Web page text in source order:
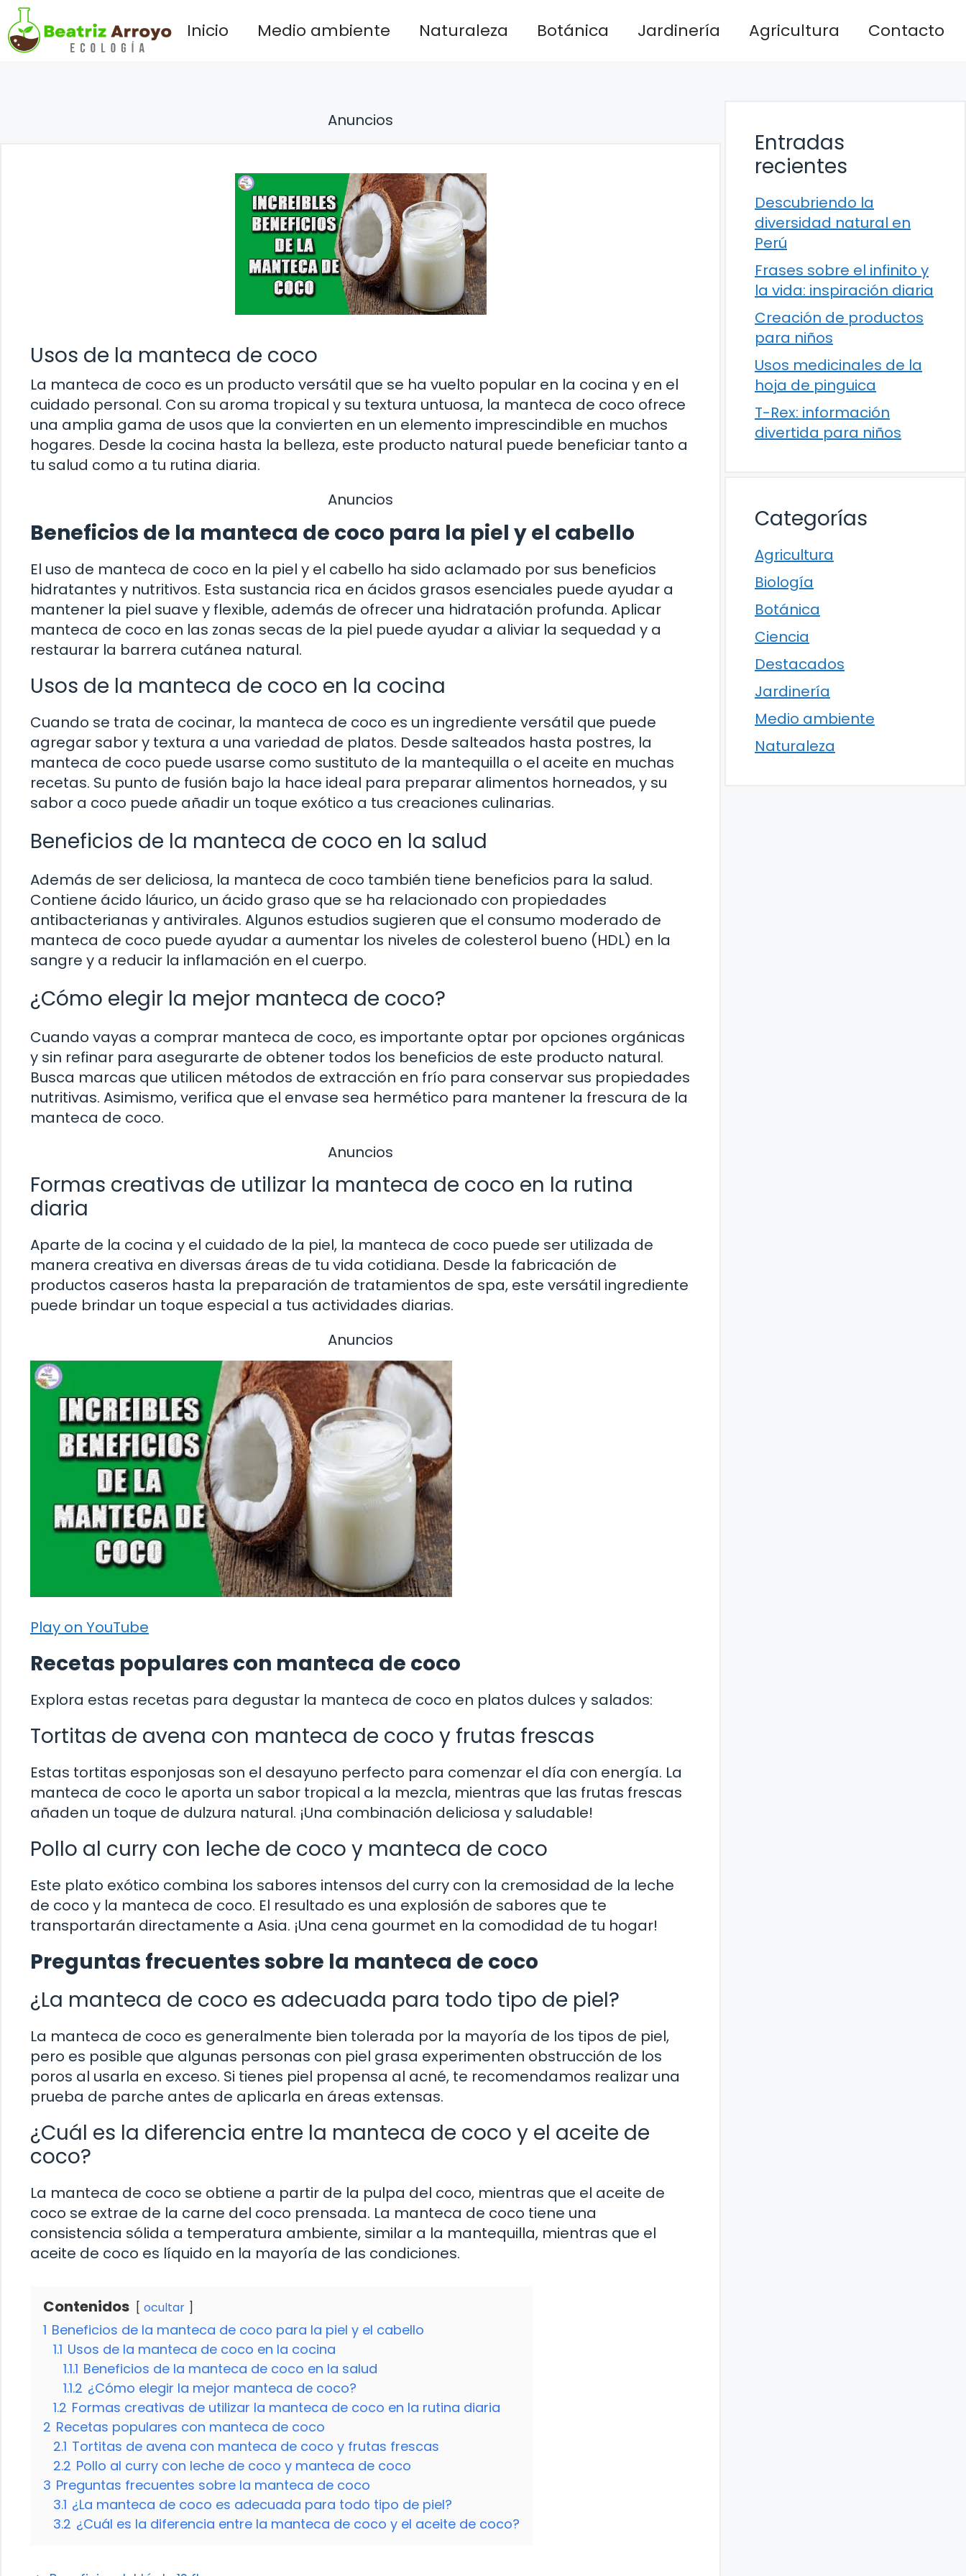
Saltar
al
contenido
Inicio Medio ambiente Naturaleza Botánica Jardinería Agricultura Contacto
Anuncios
Usos de la manteca de coco
La manteca de coco es un producto versátil que se ha vuelto popular en la cocina y en el
cuidado personal. Con su aroma tropical y su textura untuosa, la manteca de coco ofrece
una amplia gama de usos que la convierten en un elemento imprescindible en muchos
hogares. Desde la cocina hasta la belleza, este producto natural puede beneficiar tanto a
tu salud como a tu rutina diaria.
Anuncios
Beneficios de la manteca de coco para la piel y el cabello
El uso de manteca de coco en la piel y el cabello ha sido aclamado por sus beneficios
hidratantes y nutritivos. Esta sustancia rica en ácidos grasos esenciales puede ayudar a
mantener la piel suave y flexible, además de ofrecer una hidratación profunda. Aplicar
manteca de coco en las zonas secas de la piel puede ayudar a aliviar la sequedad y a
restaurar la barrera cutánea natural.
Usos de la manteca de coco en la cocina
Cuando se trata de cocinar, la manteca de coco es un ingrediente versátil que puede
agregar sabor y textura a una variedad de platos. Desde salteados hasta postres, la
manteca de coco puede usarse como sustituto de la mantequilla o el aceite en muchas
recetas. Su punto de fusión bajo la hace ideal para preparar alimentos horneados, y su
sabor a coco puede añadir un toque exótico a tus creaciones culinarias.
Beneficios de la manteca de coco en la salud
Además de ser deliciosa, la manteca de coco también tiene beneficios para la salud.
Contiene ácido láurico, un ácido graso que se ha relacionado con propiedades
antibacterianas y antivirales. Algunos estudios sugieren que el consumo moderado de
manteca de coco puede ayudar a aumentar los niveles de colesterol bueno (HDL) en la
sangre y a reducir la inflamación en el cuerpo.
¿Cómo elegir la mejor manteca de coco?
Cuando vayas a comprar manteca de coco, es importante optar por opciones orgánicas
y sin refinar para asegurarte de obtener todos los beneficios de este producto natural.
Busca marcas que utilicen métodos de extracción en frío para conservar sus propiedades
nutritivas. Asimismo, verifica que el envase sea hermético para mantener la frescura de la
manteca de coco.
Anuncios
Formas creativas de utilizar la manteca de coco en la rutina
diaria
Aparte de la cocina y el cuidado de la piel, la manteca de coco puede ser utilizada de
manera creativa en diversas áreas de tu vida cotidiana. Desde la fabricación de
productos caseros hasta la preparación de tratamientos de spa, este versátil ingrediente
puede brindar un toque especial a tus actividades diarias.
Anuncios
Play on YouTube
Recetas populares con manteca de coco
Explora estas recetas para degustar la manteca de coco en platos dulces y salados:
Tortitas de avena con manteca de coco y frutas frescas
Estas tortitas esponjosas son el desayuno perfecto para comenzar el día con energía. La
manteca de coco le aporta un sabor tropical a la mezcla, mientras que las frutas frescas
añaden un toque de dulzura natural. ¡Una combinación deliciosa y saludable!
Pollo al curry con leche de coco y manteca de coco
Este plato exótico combina los sabores intensos del curry con la cremosidad de la leche
de coco y la manteca de coco. El resultado es una explosión de sabores que te
transportarán directamente a Asia. ¡Una cena gourmet en la comodidad de tu hogar!
Preguntas frecuentes sobre la manteca de coco
¿La manteca de coco es adecuada para todo tipo de piel?
La manteca de coco es generalmente bien tolerada por la mayoría de los tipos de piel,
pero es posible que algunas personas con piel grasa experimenten obstrucción de los
poros al usarla en exceso. Si tienes piel propensa al acné, te recomendamos realizar una
prueba de parche antes de aplicarla en áreas extensas.
¿Cuál es la diferencia entre la manteca de coco y el aceite de
coco?
La manteca de coco se obtiene a partir de la pulpa del coco, mientras que el aceite de
coco se extrae de la carne del coco prensada. La manteca de coco tiene una
consistencia sólida a temperatura ambiente, similar a la mantequilla, mientras que el
aceite de coco es líquido en la mayoría de las condiciones.
Contenidos ocultar
1 Beneficios de la manteca de coco para la piel y el cabello
1.1 Usos de la manteca de coco en la cocina
1.1.1 Beneficios de la manteca de coco en la salud
1.1.2 ¿Cómo elegir la mejor manteca de coco?
1.2 Formas creativas de utilizar la manteca de coco en la rutina diaria
2 Recetas populares con manteca de coco
2.1 Tortitas de avena con manteca de coco y frutas frescas
2.2 Pollo al curry con leche de coco y manteca de coco
3 Preguntas frecuentes sobre la manteca de coco
3.1 ¿La manteca de coco es adecuada para todo tipo de piel?
3.2 ¿Cuál es la diferencia entre la manteca de coco y el aceite de coco?
Entradas
recientes
Descubriendo la
diversidad natural en
Perú
Frases sobre el infinito y
la vida: inspiración diaria
Creación de productos
para niños
Usos medicinales de la
hoja de pinguica
T-Rex: información
divertida para niños
Categorías
Agricultura
Biología
Botánica
Ciencia
Destacados
Jardinería
Medio ambiente
Naturaleza